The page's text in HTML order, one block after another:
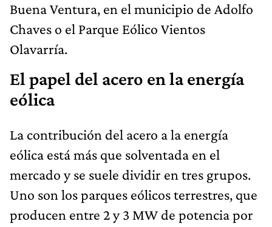
Buena Ventura, en el municipio de Adolfo
Chaves o el Parque Eólico Vientos
Olavarría.
El papel del acero en la energía
eólica
La contribución del acero a la energía
eólica está más que solventada en el
mercado y se suele dividir en tres grupos.
Uno son los parques eólicos terrestres, que
producen entre 2 y 3 MW de potencia por